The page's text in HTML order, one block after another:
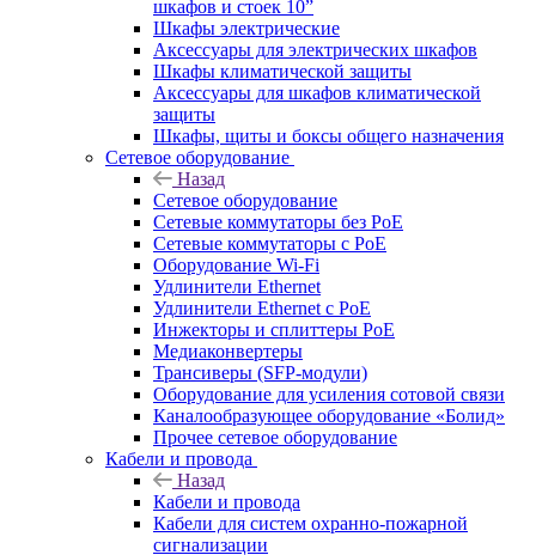
шкафов и стоек 10”
Шкафы электрические
Аксессуары для электрических шкафов
Шкафы климатической защиты
Аксессуары для шкафов климатической
защиты
Шкафы, щиты и боксы общего назначения
Сетевое оборудование
Назад
Сетевое оборудование
Сетевые коммутаторы без PoE
Сетевые коммутаторы с PoE
Оборудование Wi-Fi
Удлинители Ethernet
Удлинители Ethernet с PoE
Инжекторы и сплиттеры PoE
Медиаконвертеры
Трансиверы (SFP-модули)
Оборудование для усиления сотовой связи
Каналообразующее оборудование «Болид»
Прочее сетевое оборудование
Кабели и провода
Назад
Кабели и провода
Кабели для систем охранно-пожарной
сигнализации